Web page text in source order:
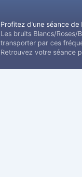
Profitez d'une séance
Les bruits Blancs/Roses/
transporter par ces
Retrouvez votre séance